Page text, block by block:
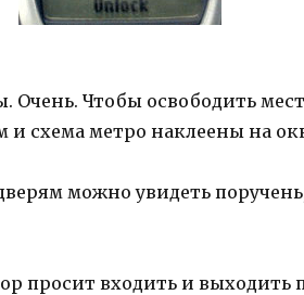
Очень. Чтобы освободить
и схема метро наклеены на
можно увидеть
просит входить и выходить